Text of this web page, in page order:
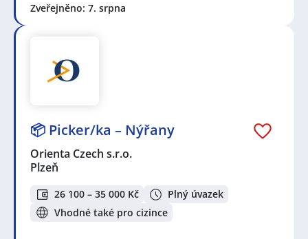
Zveřejněno: 7. srpna
📦 Picker/ka – Nýřany
Orienta Czech s.r.o.
Plzeň
26 100 – 35 000 Kč
Plný úvazek
Vhodné také pro cizince